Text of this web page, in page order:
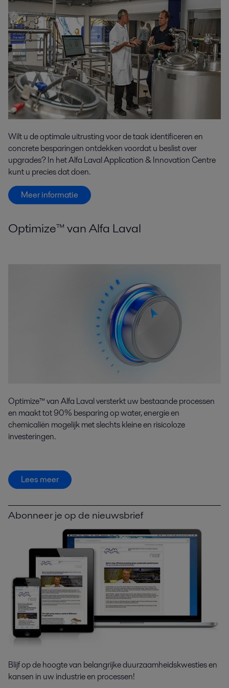
Wilt u de optimale uitrusting voor de taak identificeren en
concrete besparingen ontdekken voordat u beslist over
upgrades? In het Alfa Laval Application & Innovation Centre
kunt u precies dat doen.
Meer informatie
Optimize™ van Alfa Laval
Optimize™ van Alfa Laval versterkt uw bestaande processen
en maakt tot 90% besparing op water, energie en
chemicaliën mogelijk met slechts kleine en risicoloze
investeringen.
Lees meer
Abonneer je op de nieuwsbrief
Blijf op de hoogte van belangrijke duurzaamheidskwesties en
kansen in uw industrie en processen!